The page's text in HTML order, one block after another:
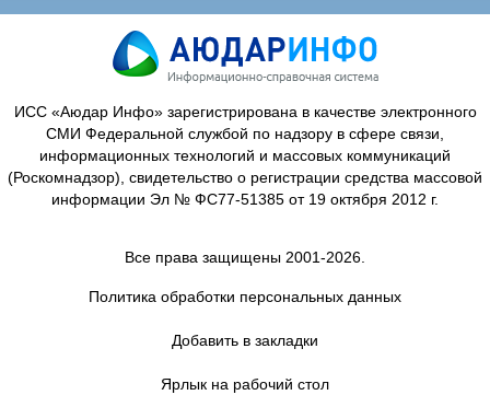
ИСС «Аюдар Инфо» зарегистрирована в качестве электронного
СМИ Федеральной службой по надзору в сфере связи,
информационных технологий и массовых коммуникаций
(Роскомнадзор), свидетельство о регистрации средства массовой
информации Эл № ФС77-51385 от 19 октября 2012 г.
Все права защищены 2001-2026.
Политика обработки персональных данных
Добавить в закладки
Ярлык на рабочий стол